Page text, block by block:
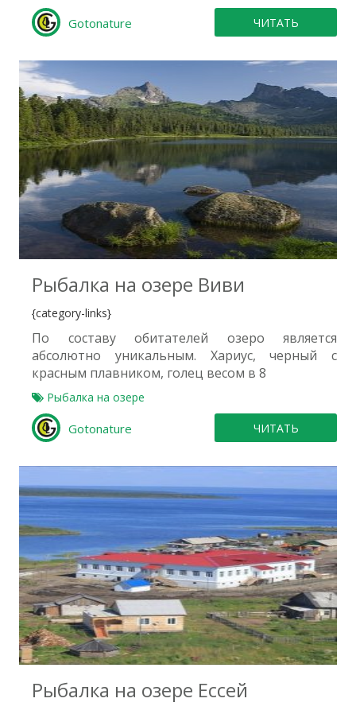
Gotonature ЧИТАТЬ
1
Рыбалка на озере Виви
{category-links}
По составу обитателей озеро является
абсолютно уникальным. Хариус, черный с
красным плавником, голец весом в 8
Рыбалка на озере
Gotonature ЧИТАТЬ
0
Рыбалка на озере Ессей